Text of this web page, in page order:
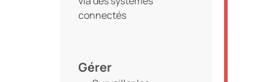
connectés
Gérer